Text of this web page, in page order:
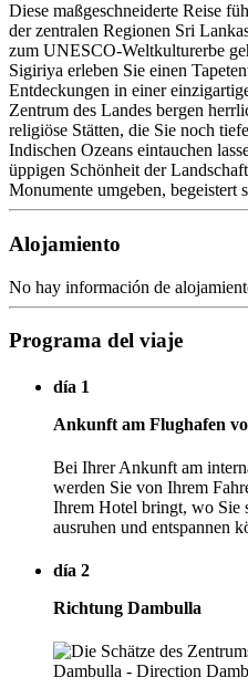
Diese maßgeschneiderte Reise
der zentralen Regionen Sri
zum UNESCO-Weltkulturerbe
Sigiriya erleben Sie einen
Entdeckungen in einer
Zentrum des Landes bergen
religiöse Stätten, die Sie noch
Indischen Ozeans eintauchen
üppigen Schönheit der
Monumente umgeben, begeistert
Alojamiento
No hay información de
Programa del viaje
día 1
Ankunft am Flughafen
Bei Ihrer Ankunft am
werden Sie von Ihrem
Ihrem Hotel bringt, wo Sie
ausruhen und entspannen
día 2
Richtung Dambulla